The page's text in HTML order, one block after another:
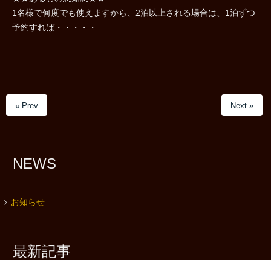
1名様で何度でも使えますから、2泊以上される場合は、1泊ずつ
予約すれば・・・・・
« Prev Next »
NEWS
お知らせ
最新記事